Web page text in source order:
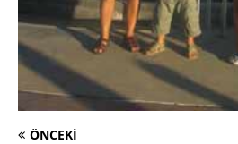
ÖNCEKI